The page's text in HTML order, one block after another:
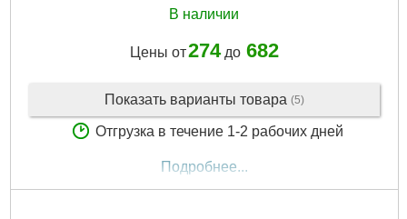
В наличии
Цены от274до 682
Показать варианты товара (5)
Отгрузка в течение 1-2 рабочих дней
Подробнее...